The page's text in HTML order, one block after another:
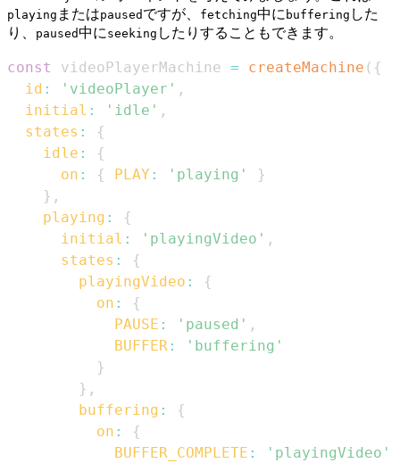
playing またはpaused ですが、 fetching中に buffering した
り、
paused中に seeking したりすることもできます。
const videoPlayerMachine = createMachine ( {
id : 'videoPlayer' ,
initial : 'idle' ,
states :
{
idle :
{
on : { PLAY : 'playing'
}
} ,
playing :
{
initial : 'playingVideo' ,
states :
{
playingVideo :
{
on :
{
PAUSE : 'paused' ,
BUFFER:
'buffering'
}
} ,
buffering :
{
on :
{
BUFFER_COMPLETE : 'playingVideo'